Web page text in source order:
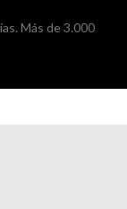
Más de 3.000